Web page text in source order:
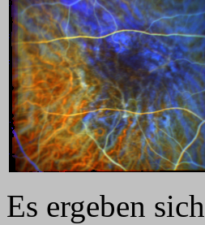
Es ergeben